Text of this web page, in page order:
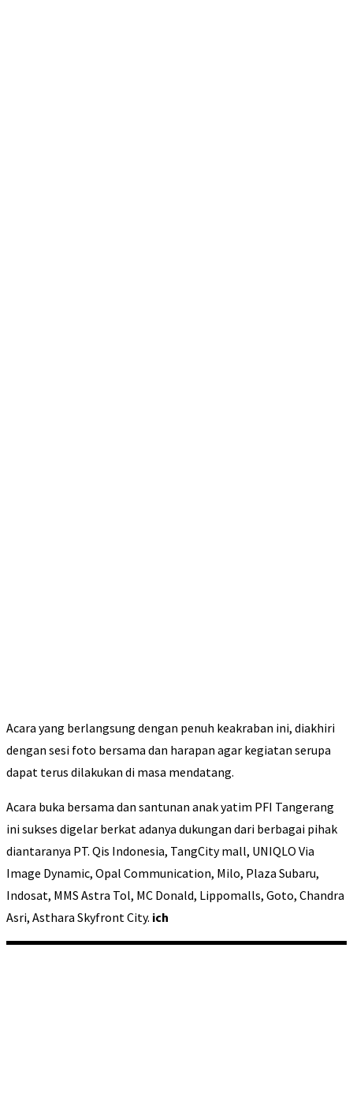
Acara yang berlangsung dengan penuh keakraban ini, diakhiri
dengan sesi foto bersama dan harapan agar kegiatan serupa
dapat terus dilakukan di masa mendatang.
Acara buka bersama dan santunan anak yatim PFI Tangerang
ini sukses digelar berkat adanya dukungan dari berbagai pihak
diantaranya PT. Qis Indonesia, TangCity mall, UNIQLO Via
Image Dynamic, Opal Communication, Milo, Plaza Subaru,
Indosat, MMS Astra Tol, MC Donald, Lippomalls, Goto, Chandra
Asri, Asthara Skyfront City. ich